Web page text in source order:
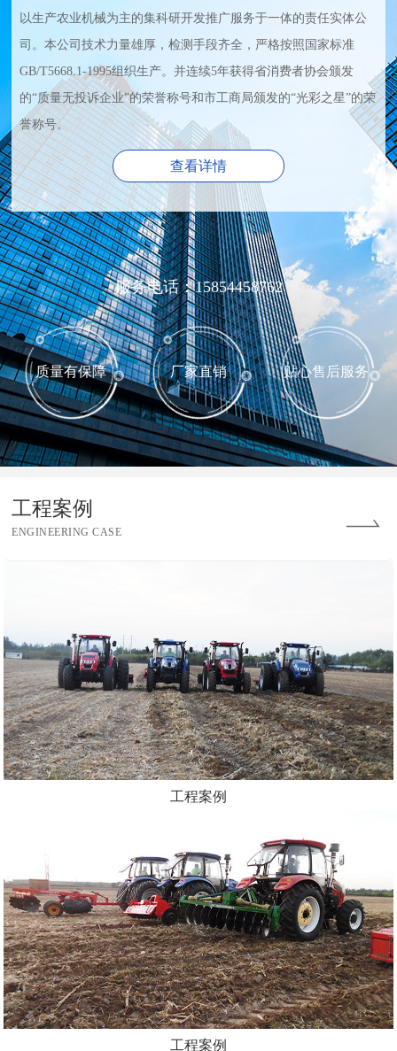
以生产农业机械为主的集科研开发推广服务于一体的责任实体公
司。本公司技术力量雄厚，检测手段齐全，严格按照国家标准
GB/T5668.1-1995组织生产。并连续5年获得省消费者协会颁发
的“质量无投诉企业”的荣誉称号和市工商局颁发的“光彩之星”的荣
誉称号。
查看详情
服务电话：15854458762
质量有保障 厂家直销 贴心售后服务
工程案例
ENGINEERING CASE
工程案例
工程案例